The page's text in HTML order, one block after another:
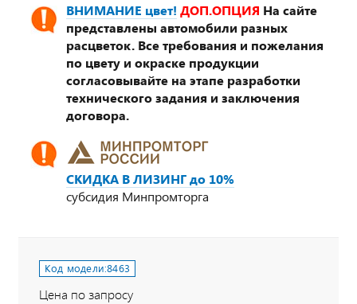
ВНИМАНИЕ цвет! ДОП.ОПЦИЯ На сайте
представлены автомобили разных
расцветок. Все требования и пожелания
по цвету и окраске продукции
согласовывайте на этапе разработки
технического задания и заключения
договора.
СКИДКА В ЛИЗИНГ до 10%
субсидия Минпромторга
Код модели:8463
Цена по запросу